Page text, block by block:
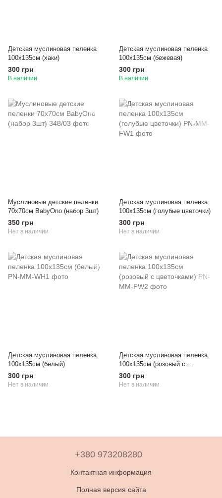
Детская муслиновая пеленка
100х135см (хаки)
300 грн
В наличии
Детская муслиновая пеленка
100х135см (бежевая)
300 грн
В наличии
Муслиновые детские пеленки
70х70см BabyOno (набор 3шт)
350 грн
Нет в наличии
Детская муслиновая пеленка
100х135см (голубые цветочки)
300 грн
Нет в наличии
Детская муслиновая пеленка
100х135см (белый)
300 грн
Нет в наличии
Детская муслиновая пеленка
100х135см (розовый с
цветочками)
300 грн
Нет в наличии
+380 973208280
Контактная информация
Полная версия сайта